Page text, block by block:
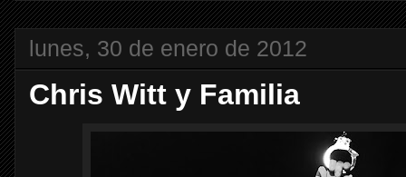
lunes, 30 de enero de 2012
Chris Witt y Familia